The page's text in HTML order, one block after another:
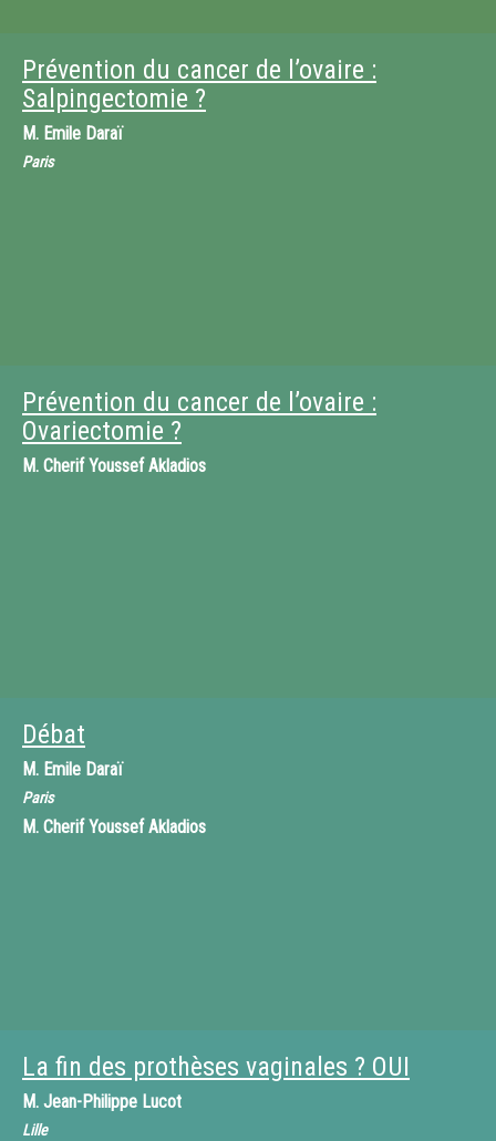
Prévention du cancer de l’ovaire :
Salpingectomie ?
M. Emile Daraï
Paris
Prévention du cancer de l’ovaire :
Ovariectomie ?
M. Cherif Youssef Akladios
Débat
M. Emile Daraï
Paris
M. Cherif Youssef Akladios
La fin des prothèses vaginales ? OUI
M. Jean-Philippe Lucot
Lille